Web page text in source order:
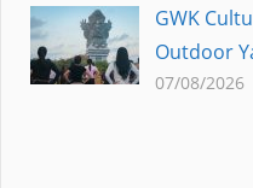
GWK
Outdoor
07/08/2026